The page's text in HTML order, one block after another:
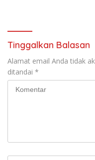
Kasih Allah.
Tinggalkan Balasan
Alamat email Anda tidak
ditandai *